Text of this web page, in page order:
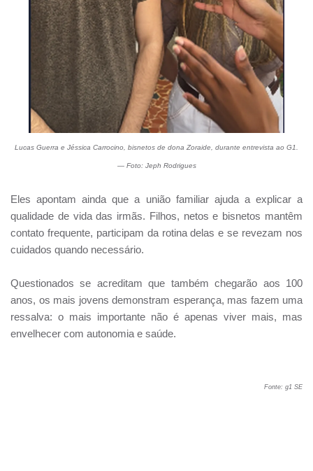
Lucas Guerra e Jéssica Carrocino, bisnetos de dona Zoraide, durante entrevista ao G1.
— Foto: Jeph Rodrigues
Eles apontam ainda que a união familiar ajuda a explicar a
qualidade de vida das irmãs. Filhos, netos e bisnetos mantêm
contato frequente, participam da rotina delas e se revezam nos
cuidados quando necessário.
Questionados se acreditam que também chegarão aos 100
anos, os mais jovens demonstram esperança, mas fazem uma
ressalva: o mais importante não é apenas viver mais, mas
envelhecer com autonomia e saúde.
Fonte: g1 SE